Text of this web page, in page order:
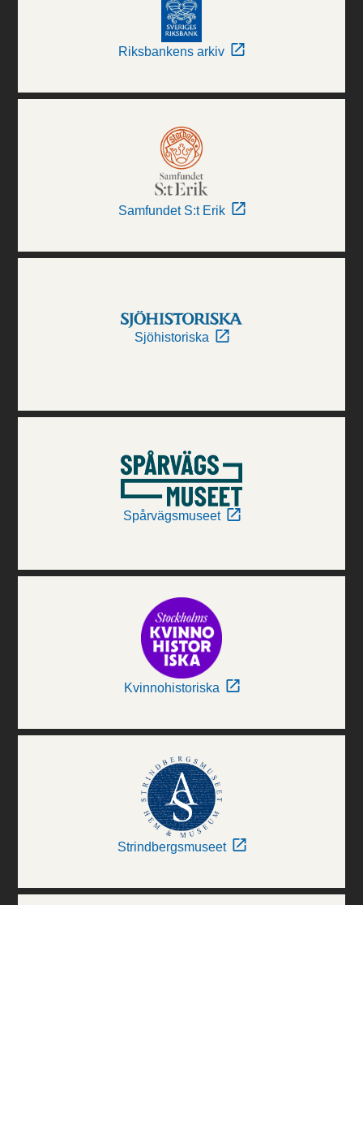
Riksbankens arkiv
Samfundet S:t Erik
Sjöhistoriska
Spårvägsmuseet
Kvinnohistoriska
Strindbergsmuseet